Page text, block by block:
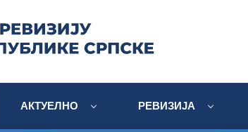
АКТУЕЛНО РЕВИЗИЈА